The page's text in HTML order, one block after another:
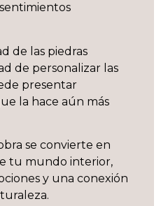
de las piedras
de personalizar las
presentar
la hace aún más
se convierte en
tu mundo interior,
y una conexión